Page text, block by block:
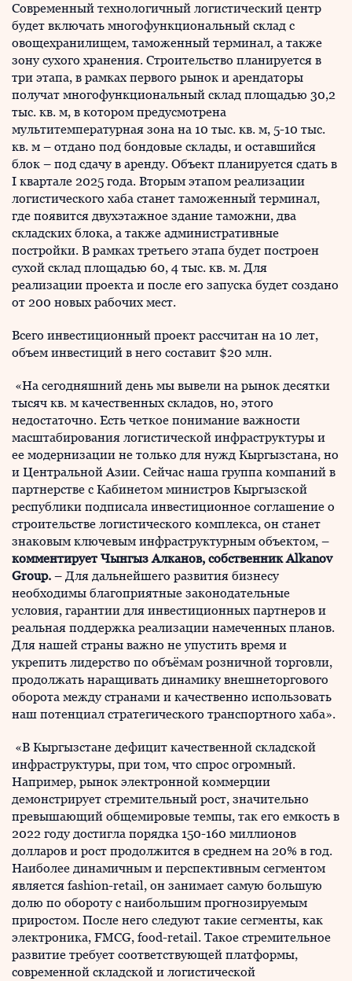
Современный технологичный логистический центр
будет включать многофункциональный склад с
овощехранилищем, таможенный терминал, а также
зону сухого хранения. Строительство планируется в
три этапа, в рамках первого рынок и арендаторы
получат многофункциональный склад площадью 30,2
тыс. кв. м, в котором предусмотрена
мультитемпературная зона на 10 тыс. кв. м, 5-10 тыс.
кв. м – отдано под бондовые склады, и оставшийся
блок – под сдачу в аренду. Объект планируется сдать в
I квартале 2025 года. Вторым этапом реализации
логистического хаба станет таможенный терминал,
где появится двухэтажное здание таможни, два
складских блока, а также административные
постройки. В рамках третьего этапа будет построен
сухой склад площадью 60, 4 тыс. кв. м. Для
реализации проекта и после его запуска будет создано
от 200 новых рабочих мест.
Всего инвестиционный проект рассчитан на 10 лет,
объем инвестиций в него составит $20 млн.
«На сегодняшний день мы вывели на рынок десятки
тысяч кв. м качественных складов, но, этого
недостаточно. Есть четкое понимание важности
масштабирования логистической инфраструктуры и
ее модернизации не только для нужд Кыргызстана, но
и Центральной Азии. Сейчас наша группа компаний в
партнерстве с Кабинетом министров Кыргызской
республики подписала инвестиционное соглашение о
строительстве логистического комплекса, он станет
знаковым ключевым инфраструктурным объектом, –
комментирует Чынгыз Алканов, собственник Alkanov
Group. – Для дальнейшего развития бизнесу
необходимы благоприятные законодательные
условия, гарантии для инвестиционных партнеров и
реальная поддержка реализации намеченных планов.
Для нашей страны важно не упустить время и
укрепить лидерство по объёмам розничной торговли,
продолжать наращивать динамику внешнеторгового
оборота между странами и качественно использовать
наш потенциал стратегического транспортного хаба».
«В Кыргызстане дефицит качественной складской
инфраструктуры, при том, что спрос огромный.
Например, рынок электронной коммерции
демонстрирует стремительный рост, значительно
превышающий общемировые темпы, так его емкость в
2022 году достигла порядка 150-160 миллионов
долларов и рост продолжится в среднем на 20% в год.
Наиболее динамичным и перспективным сегментом
является fashion-retail, он занимает самую большую
долю по обороту с наибольшим прогнозируемым
приростом. После него следуют такие сегменты, как
электроника, FMCG, food-retail. Такое стремительное
развитие требует соответствующей платформы,
современной складской и логистической